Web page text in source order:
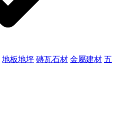
地板地坪 磚瓦石材 金屬建材 五